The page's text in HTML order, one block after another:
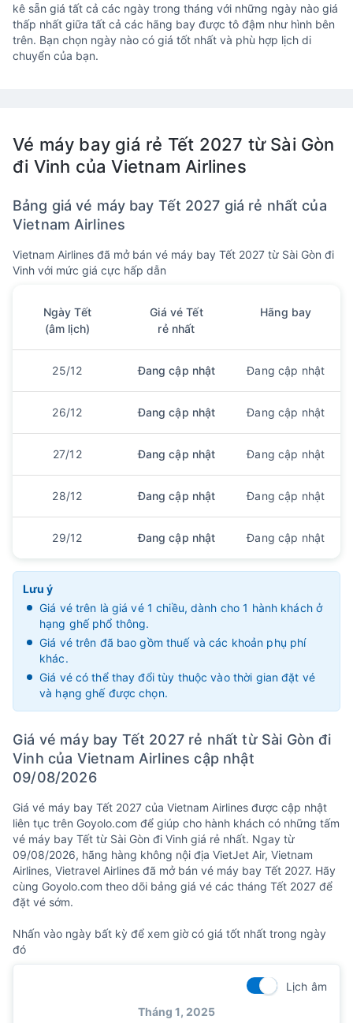
kê sẵn giá tất cả các ngày trong tháng với những ngày nào giá
thấp nhất giữa tất cả các hãng bay được tô đậm như hình bên
trên. Bạn chọn ngày nào có giá tốt nhất và phù hợp lịch di
chuyển của bạn.
Vé máy bay giá rẻ Tết 2027 từ Sài Gòn
đi Vinh của Vietnam Airlines
Bảng giá vé máy bay Tết 2027 giá rẻ nhất của
Vietnam Airlines
Vietnam Airlines đã mở bán vé máy bay Tết 2027 từ Sài Gòn đi
Vinh với mức giá cực hấp dẫn
Ngày Tết
(âm lịch)
Giá vé Tết
rẻ nhất
Hãng bay
25/12 Đang cập nhật Đang cập nhật
26/12 Đang cập nhật Đang cập nhật
27/12 Đang cập nhật Đang cập nhật
28/12 Đang cập nhật Đang cập nhật
29/12 Đang cập nhật Đang cập nhật
Lưu ý
Giá vé trên là giá vé 1 chiều, dành cho 1 hành khách ở
hạng ghế phổ thông.
Giá vé trên đã bao gồm thuế và các khoản phụ phí
khác.
Giá vé có thể thay đổi tùy thuộc vào thời gian đặt vé
và hạng ghế được chọn.
Giá vé máy bay Tết 2027 rẻ nhất từ Sài Gòn đi
Vinh của Vietnam Airlines cập nhật
09/08/2026
Giá vé máy bay Tết 2027 của Vietnam Airlines được cập nhật
liên tục trên Goyolo.com để giúp cho hành khách có những tấm
vé máy bay Tết từ Sài Gòn đi Vinh giá rẻ nhất. Ngay từ
09/08/2026, hãng hàng không nội địa VietJet Air, Vietnam
Airlines, Vietravel Airlines đã mở bán vé máy bay Tết 2027. Hãy
cùng Goyolo.com theo dõi bảng giá vé các tháng Tết 2027 để
đặt vé sớm.
Nhấn vào ngày bất kỳ để xem giờ có giá tốt nhất trong ngày
đó
Lịch âm
Tháng 1, 2025